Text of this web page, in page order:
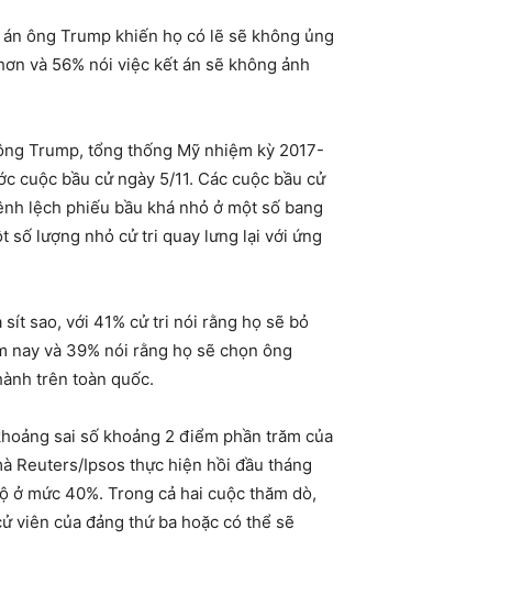
ông Trump khiến họ có lẽ sẽ không ủng
và 56% nói việc kết án sẽ không ảnh
Trump, tổng thống Mỹ nhiệm kỳ 2017-
cuộc bầu cử ngày 5/11. Các cuộc bầu cử
lệch phiếu bầu khá nhỏ ở một số bang
số lượng nhỏ cử tri quay lưng lại với ứng
sao, với 41% cử tri nói rằng họ sẽ bỏ
và 39% nói rằng họ sẽ chọn ông
trên toàn quốc.
sai số khoảng 2 điểm phần trăm của
Reuters/Ipsos thực hiện hồi đầu tháng
mức 40%. Trong cả hai cuộc thăm dò,
viên của đảng thứ ba hoặc có thể sẽ